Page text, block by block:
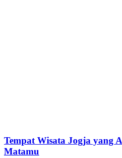
Tempat Wisata Jogja yang
Matamu